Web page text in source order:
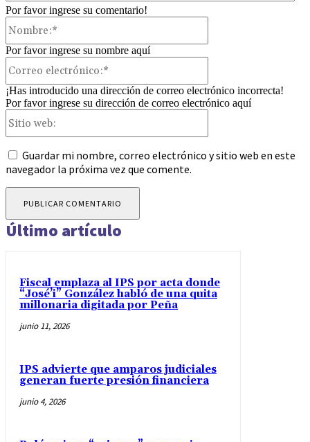
Por favor ingrese su comentario!
Por favor ingrese su nombre aquí
¡Has introducido una dirección de correo electrónico incorrecta!
Por favor ingrese su dirección de correo electrónico aquí
Guardar mi nombre, correo electrónico y sitio web en este
navegador la próxima vez que comente.
Último artículo
Fiscal emplaza al IPS por acta donde
“José’i” González habló de una quita
millonaria digitada por Peña
junio 11, 2026
IPS advierte que amparos judiciales
generan fuerte presión financiera
junio 4, 2026